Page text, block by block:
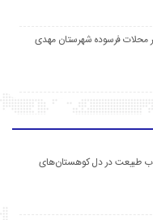
محلات فرسوده شهرستان مهدی
ناب طبیعت در دل کوهستان‌های